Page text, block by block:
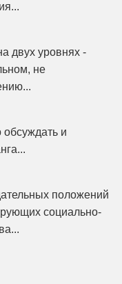
двух уровнях -
не
и
положений
социально-